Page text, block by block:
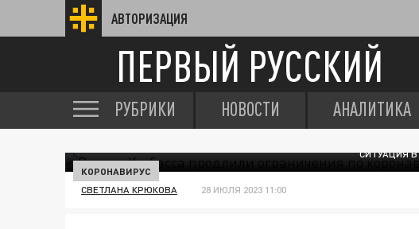
АВТОРИЗАЦИЯ
ПЕРВЫЙ РУССКИЙ
РУБРИКИ НОВОСТИ АНАЛИТИКА
СИТУАЦИЯ
КОРОНАВИРУС
СВЕТЛАНА КРЮКОВА 28 ИЮЛЯ 2023 11:00